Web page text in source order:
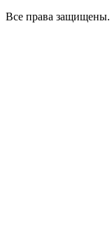
Все права защищены.